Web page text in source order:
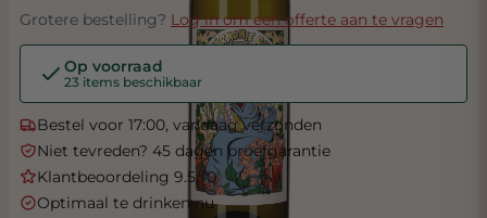
Grotere bestelling? Log in om een offerte aan te vragen
Op voorraad
23 items beschikbaar
Bestel voor 17:00, vandaag verzonden
Niet tevreden? 45 dagen proefgarantie
Klantbeoordeling 9.5/10
Optimaal te drinken nu